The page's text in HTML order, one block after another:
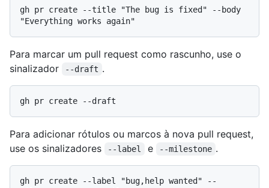
gh pr create --title "The bug is fixed" --body
Para marcar um pull request como rascunho, use o
sinalizador
--draft .
Para adicionar rótulos ou marcos à nova pull request,
use os sinalizadores
--label e --milestone .
gh pr create --label "bug,help wanted" --